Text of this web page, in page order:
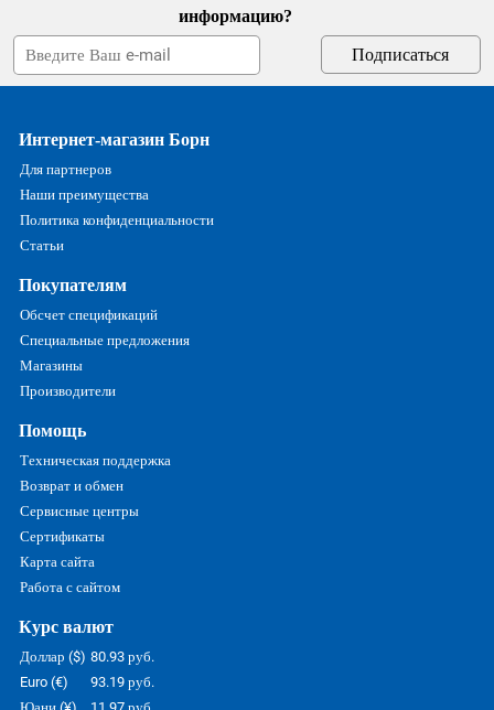
информацию?
Интернет-магазин Борн
Для партнеров
Наши преимущества
Политика конфиденциальности
Статьи
Покупателям
Обсчет спецификаций
Специальные предложения
Магазины
Производители
Помощь
Техническая поддержка
Возврат и обмен
Сервисные центры
Сертификаты
Карта сайта
Работа с сайтом
Курс валют
Доллар ($) 80.93 руб.
Euro (€)
93.19 руб.